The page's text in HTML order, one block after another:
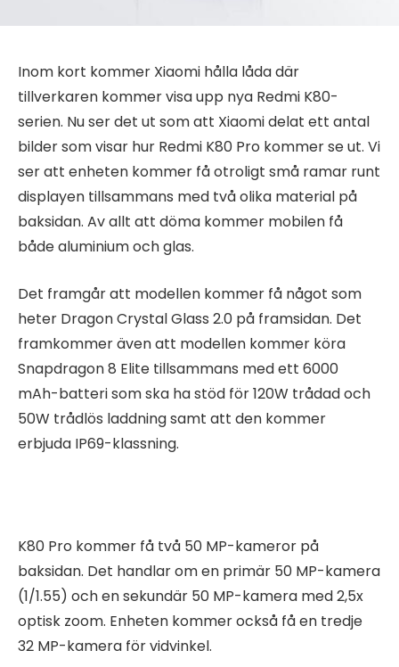
Inom kort kommer Xiaomi hålla låda där
tillverkaren kommer visa upp nya Redmi K80-
serien. Nu ser det ut som att Xiaomi delat ett antal
bilder som visar hur Redmi K80 Pro kommer se ut. Vi
ser att enheten kommer få otroligt små ramar runt
displayen tillsammans med två olika material på
baksidan. Av allt att döma kommer mobilen få
både aluminium och glas.
Det framgår att modellen kommer få något som
heter Dragon Crystal Glass 2.0 på framsidan. Det
framkommer även att modellen kommer köra
Snapdragon 8 Elite tillsammans med ett 6000
mAh-batteri som ska ha stöd för 120W trådad och
50W trådlös laddning samt att den kommer
erbjuda IP69-klassning.
K80 Pro kommer få två 50 MP-kameror på
baksidan. Det handlar om en primär 50 MP-kamera
(1/1.55) och en sekundär 50 MP-kamera med 2,5x
optisk zoom. Enheten kommer också få en tredje
32 MP-kamera för vidvinkel.